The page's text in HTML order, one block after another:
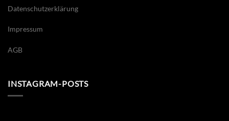
Datenschutzerklärung
Impressum
AGB
INSTAGRAM-POSTS